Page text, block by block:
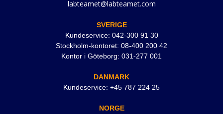
labteamet@labteamet.com
SVERIGE
Kundeservice: 042-300 91 30
Stockholm-kontoret: 08-400 200 42
Kontor i Göteborg: 031-277 001
DANMARK
Kundeservice: +45 787 224 25
NORGE